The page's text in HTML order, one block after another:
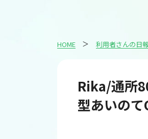
HOME 利用者さんの日
Rika/通所
型あいの